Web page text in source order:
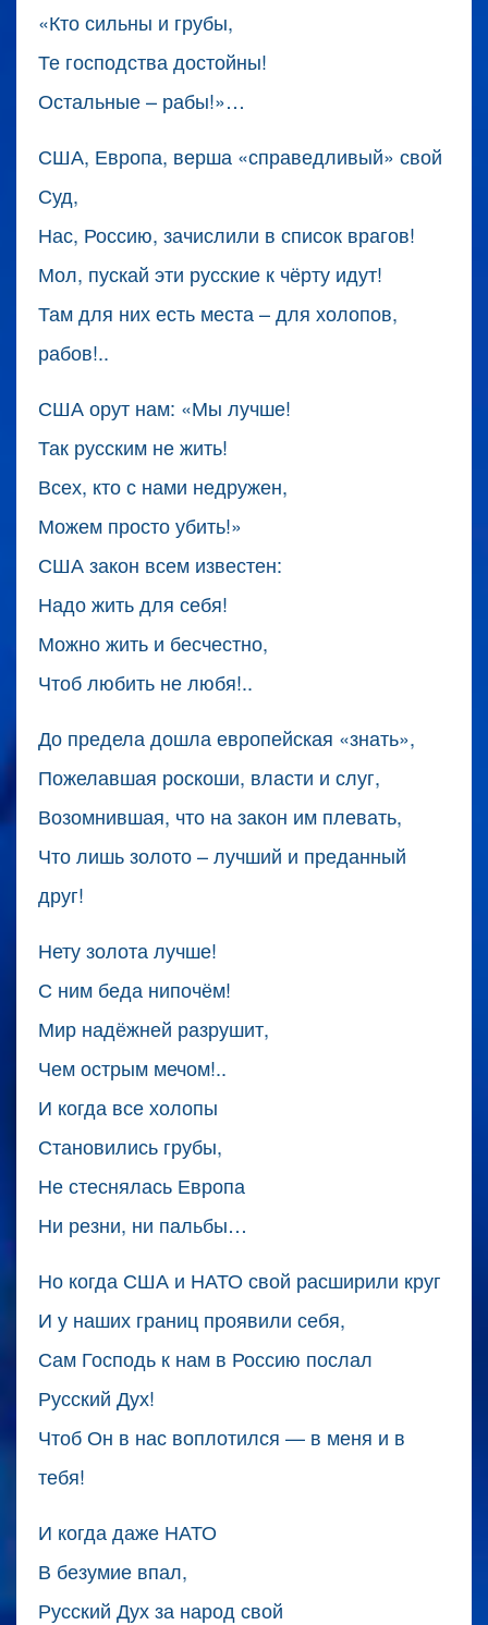
«Кто сильны и грубы,
Те господства достойны!
Остальные – рабы!»…
США, Европа, верша «справедливый» свой
Суд,
Нас, Россию, зачислили в список врагов!
Мол, пускай эти русские к чёрту идут!
Там для них есть места – для холопов,
рабов!..
США орут нам: «Мы лучше!
Так русским не жить!
Всех, кто с нами недружен,
Можем просто убить!»
США закон всем известен:
Надо жить для себя!
Можно жить и бесчестно,
Чтоб любить не любя!..
До предела дошла европейская «знать»,
Пожелавшая роскоши, власти и слуг,
Возомнившая, что на закон им плевать,
Что лишь золото – лучший и преданный
друг!
Нету золота лучше!
С ним беда нипочём!
Мир надёжней разрушит,
Чем острым мечом!..
И когда все холопы
Становились грубы,
Не стеснялась Европа
Ни резни, ни пальбы…
Но когда США и НАТО свой расширили круг
И у наших границ проявили себя,
Сам Господь к нам в Россию послал
Русский Дух!
Чтоб Он в нас воплотился — в меня и в
тебя!
И когда даже НАТО
В безумие впал,
Русский Дух за народ свой